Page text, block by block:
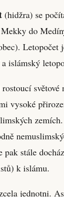
(hidžra) se
do
Letopočet
islámský
světové
vysoké
stále
k islámu.
jednotni.